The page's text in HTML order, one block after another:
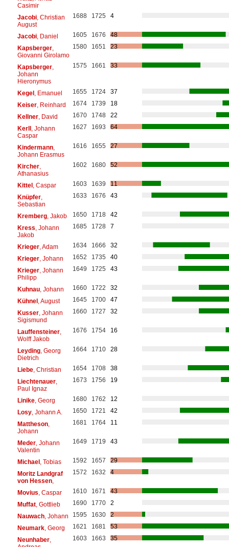
Casimir
Jacobi, Christian
August
1688 1725 4
Jacobi, Daniel 1605 1676
48
Kapsberger,
Giovanni Girolamo
1580 1651 23
Kapsberger,
Johann
Hieronymus
1575 1661 33
Kegel, Emanuel 1655 1724
37
Keiser, Reinhard 1674 1739
18
Kellner, David 1670 1748
22
Kerll, Johann
Caspar
1627 1693 64
Kindermann,
Johann Erasmus
1616 1655 27
Kircher,
Athanasius
1602 1680 52
Kittel, Caspar 1603 1639
11
Knüpfer,
Sebastian
1633 1676 43
Kremberg, Jakob 1650 1718
42
Kress , Johann
Jakob
1685 1728 7
Krieger, Adam 1634 1666
32
Krieger, Johann 1652 1735
40
Krieger, Johann
Philipp
1649 1725 43
Kuhnau, Johann 1660 1722
32
Kühnel, August 1645 1700
47
Kusser, Johann
Sigismund
1660 1727 32
Lauffensteiner,
Wolff Jakob
1676 1754 16
Leyding, Georg
Dietrich
1664 1710 28
Liebe, Christian 1654 1708
38
Liechtenauer,
Paul Ignaz
1673 1756 19
Linike, Georg 1680 1762
12
Losy, Johann A. 1650 1721
42
Mattheson,
Johann
1681 1764 11
Meder, Johann
Valentin
1649 1719 43
Michael, Tobias 1592 1657
29
Moritz Landgraf
von Hessen,
1572 1632 4
Movius , Caspar 1610 1671
43
Muffat, Gottlieb 1690 1770
2
Nauwach, Johann 1595 1630
2
Neumark, Georg 1621 1681
53
Neunhaber,
1603 1663 35